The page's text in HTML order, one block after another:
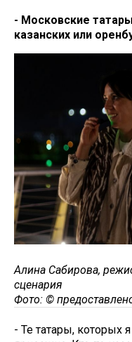
- Московские
казанских или
Алина Сабирова,
сценария
Фото: ©
- Те татары, которых